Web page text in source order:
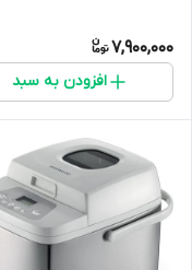
7,900,000
افزودن به سبد